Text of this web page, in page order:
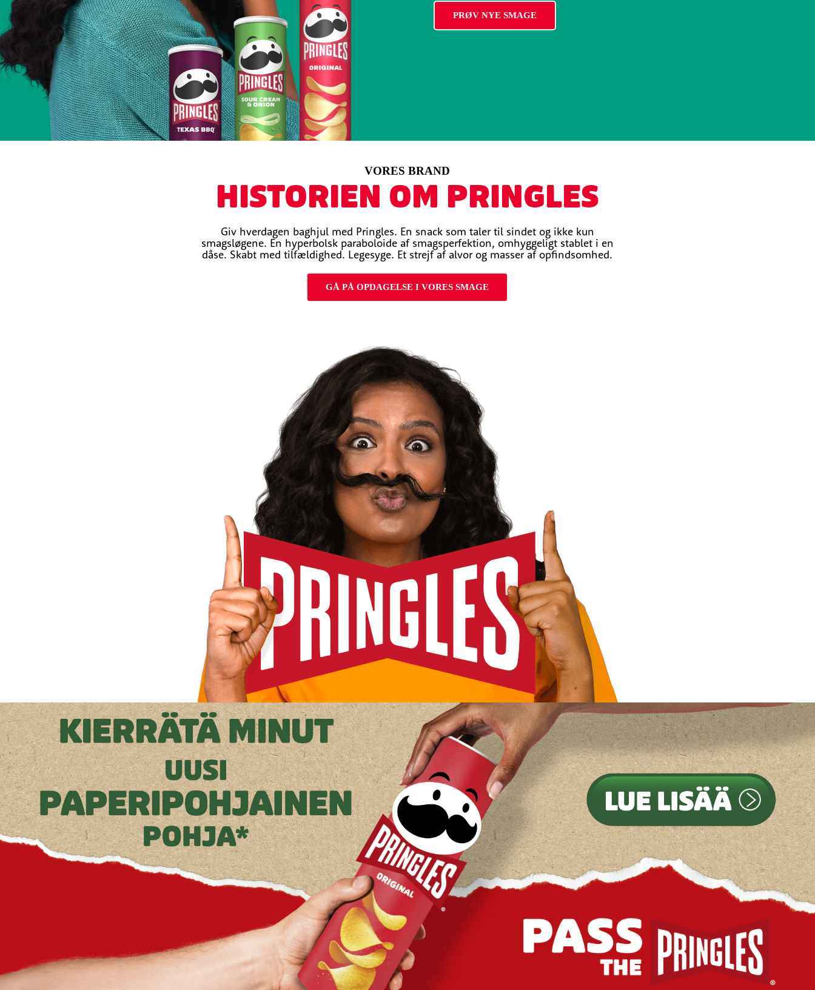
PRØV NYE SMAGE
VORES BRAND
HISTORIEN OM PRINGLES
Giv hverdagen baghjul med Pringles. En snack som taler til sindet og ikke kun
smagsløgene. En hyperbolsk paraboloide af smagsperfektion, omhyggeligt stablet i en
dåse. Skabt med tilfældighed. Legesyge. Et strejf af alvor og masser af opfindsomhed.
GÅ PÅ OPDAGELSE I VORES SMAGE